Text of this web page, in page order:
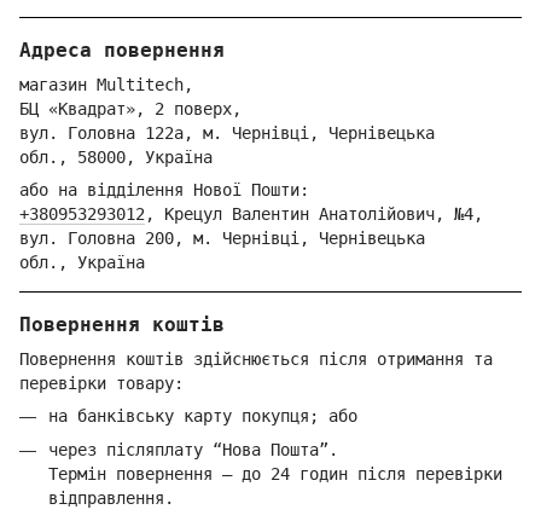
Адреса повернення
магазин Multitech,
БЦ «Квадрат», 2 поверх,
вул. Головна 122а, м. Чернівці, Чернівецька
обл., 58000, Україна
або на відділення Нової Пошти:
+380953293012 , Крецул Валентин Анатолійович, №4,
вул. Головна 200, м. Чернівці, Чернівецька
обл., Україна
Повернення коштів
Повернення коштів здійснюється після отримання та
перевірки товару:
на банківську карту покупця; або
через післяплату “Нова Пошта”.
Термін повернення — до 24 годин після перевірки
відправлення.